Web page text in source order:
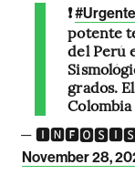
❗#Urgente
potente
del Perú
grados.
—
November 28,